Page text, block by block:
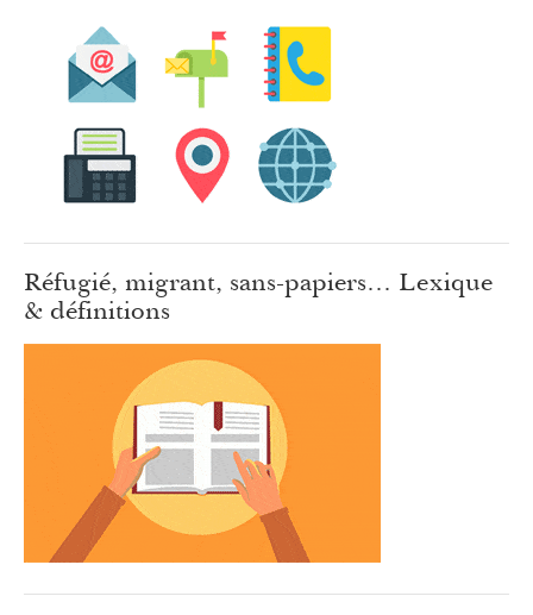
Réfugié, migrant, sans-papiers… Lexique
& définitions